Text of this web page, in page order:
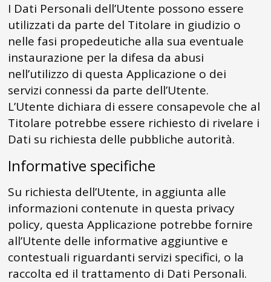
I Dati Personali dell’Utente possono essere
utilizzati da parte del Titolare in giudizio o
nelle fasi propedeutiche alla sua eventuale
instaurazione per la difesa da abusi
nell’utilizzo di questa Applicazione o dei
servizi connessi da parte dell’Utente.
L’Utente dichiara di essere consapevole che al
Titolare potrebbe essere richiesto di rivelare i
Dati su richiesta delle pubbliche autorità.
Informative specifiche
Su richiesta dell’Utente, in aggiunta alle
informazioni contenute in questa privacy
policy, questa Applicazione potrebbe fornire
all’Utente delle informative aggiuntive e
contestuali riguardanti servizi specifici, o la
raccolta ed il trattamento di Dati Personali.